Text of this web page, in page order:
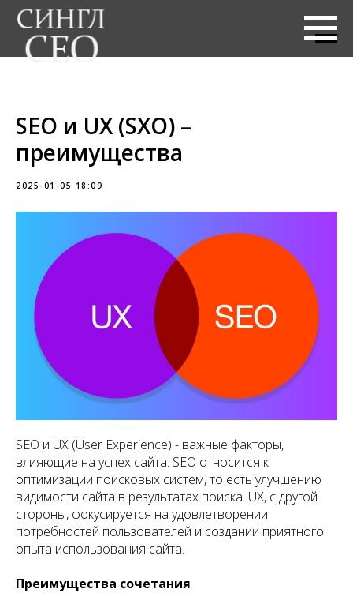
SEO и UX (SXO) –
преимущества
2025-01-05 18:09
SEO и UX (User Experience) - важные факторы,
влияющие на успех сайта. SEO относится к
оптимизации поисковых систем, то есть улучшению
видимости сайта в результатах поиска. UX, с другой
стороны, фокусируется на удовлетворении
потребностей пользователей и создании приятного
опыта использования сайта.
Преимущества сочетания